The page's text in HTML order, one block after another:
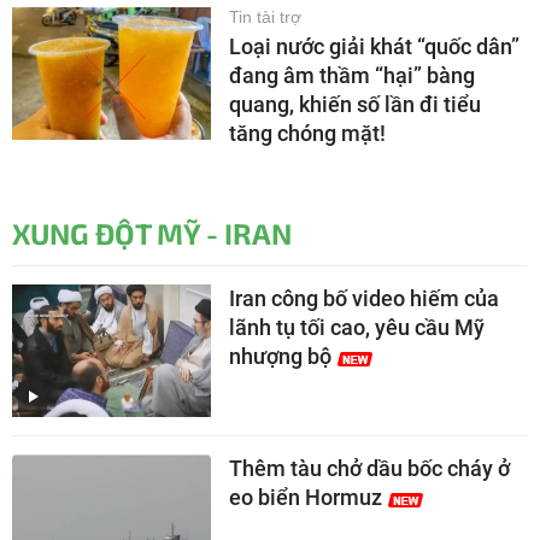
Tin tài trợ
Loại nước giải khát “quốc dân”
đang âm thầm “hại” bàng
quang, khiến số lần đi tiểu
tăng chóng mặt!
XUNG ĐỘT MỸ - IRAN
Iran công bố video hiếm của
lãnh tụ tối cao, yêu cầu Mỹ
nhượng bộ
Thêm tàu chở dầu bốc cháy ở
eo biển Hormuz